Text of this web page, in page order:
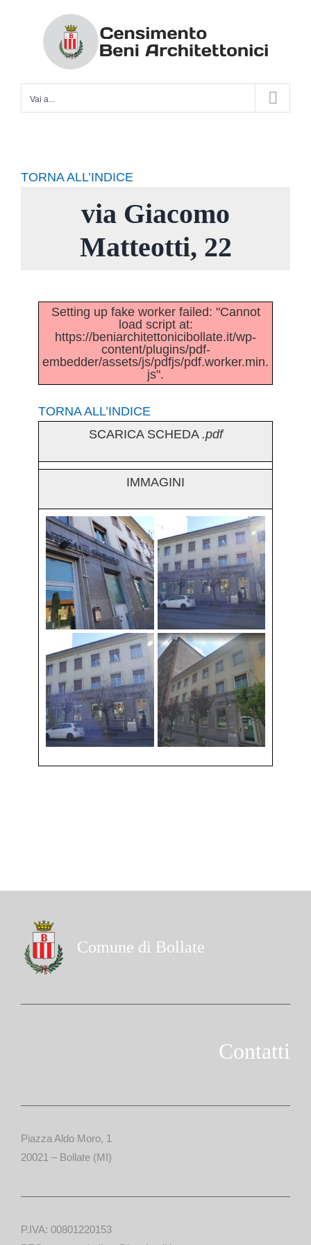
contenuto
Vai a...
TORNA ALL’INDICE
via Giacomo
Matteotti, 22
Setting up fake worker failed: "Cannot
load script at:
https://beniarchitettonicibollate.it/wp-
content/plugins/pdf-
embedder/assets/js/pdfjs/pdf.worker.min.
js".
TORNA ALL’INDICE
SCARICA SCHEDA .pdf
IMMAGINI
Comune di Bollate
Contatti
Piazza Aldo Moro, 1
20021 – Bollate (MI)
P.IVA: 00801220153